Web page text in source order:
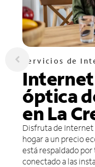
Servicios de
óptica
en La
Disfruta de Internet
hogar a un precio
está respaldado
conectado a las